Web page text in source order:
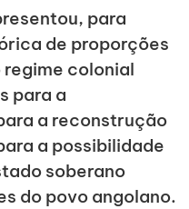
para
de proporções
colonial
para a
a reconstrução
a possibilidade
soberano
do povo angolano.